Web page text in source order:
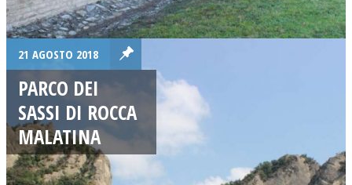
21 AGOSTO 2018
PARCO DEI
SASSI DI ROCCA
MALATINA